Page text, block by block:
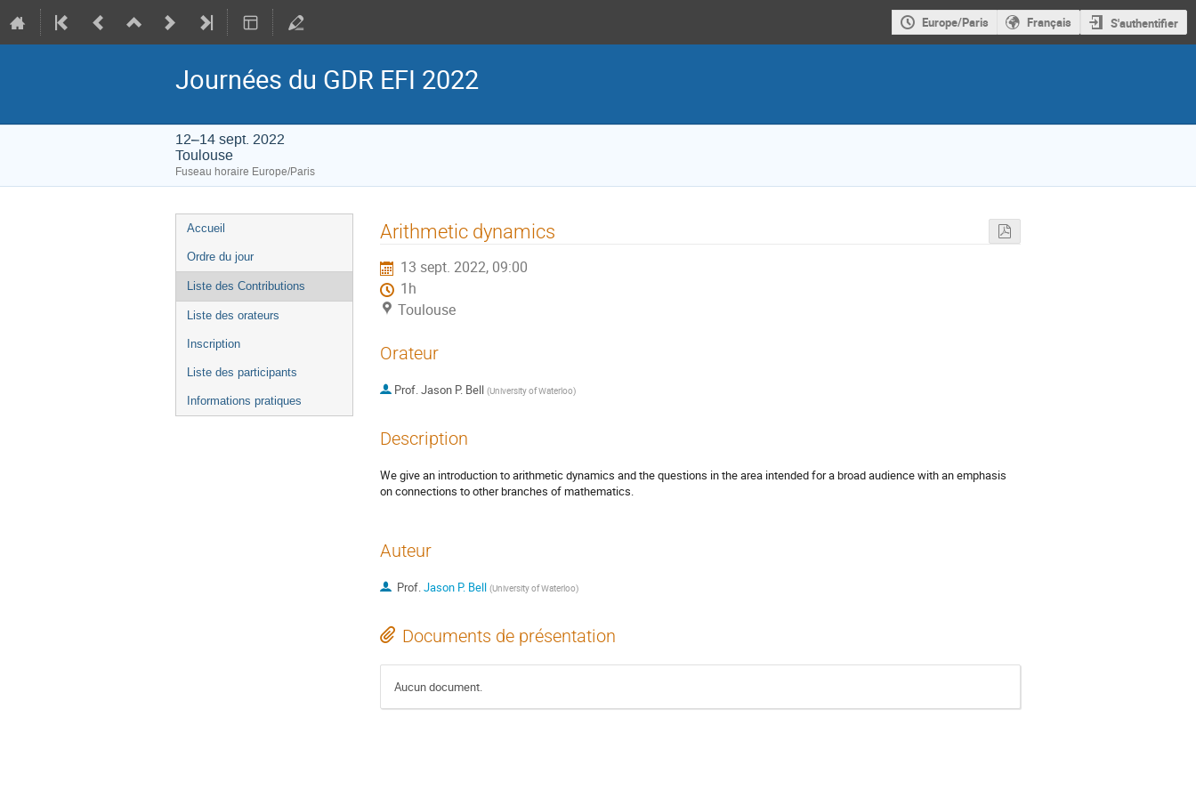
Europe/Paris Français S'authentifier
Journées du GDR EFI 2022
12–14 sept. 2022
Toulouse
Fuseau horaire Europe/Paris
Menu
de
l'événement
Accueil
Ordre du jour
Liste des Contributions
Liste des orateurs
Inscription
Liste des participants
Informations pratiques
Arithmetic dynamics
13 sept. 2022, 09:00
1h
Toulouse
Orateur
Prof.Jason P. Bell (University of Waterloo)
Description
We give an introduction to arithmetic dynamics and the questions in the area intended for a broad audience with an emphasis
on connections to other branches of mathematics.
Auteur
Prof.Jason P. Bell (University of Waterloo)
Documents de présentation
Aucun document.